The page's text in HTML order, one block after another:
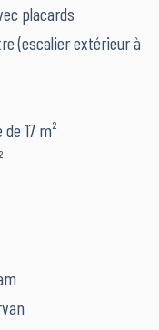
placards
(escalier extérieur à
17 m²